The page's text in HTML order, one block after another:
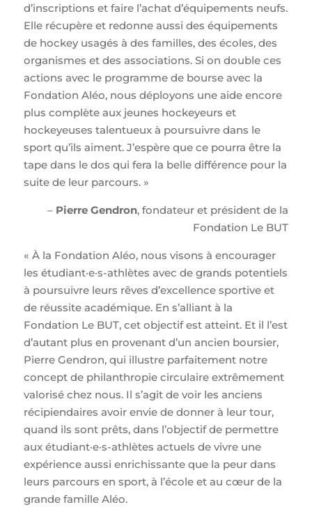
d’inscriptions et faire l’achat d’équipements neufs.
Elle récupère et redonne aussi des équipements
de hockey usagés à des familles, des écoles, des
organismes et des associations. Si on double ces
actions avec le programme de bourse avec la
Fondation Aléo, nous déployons une aide encore
plus complète aux jeunes hockeyeurs et
hockeyeuses talentueux à poursuivre dans le
sport qu’ils aiment. J’espère que ce pourra être la
tape dans le dos qui fera la belle différence pour la
suite de leur parcours. »
– Pierre Gendron, fondateur et président de la
Fondation Le BUT
« À la Fondation Aléo, nous visons à encourager
les étudiant·e·s-athlètes avec de grands potentiels
à poursuivre leurs rêves d’excellence sportive et
de réussite académique. En s’alliant à la
Fondation Le BUT, cet objectif est atteint. Et il l’est
d’autant plus en provenant d’un ancien boursier,
Pierre Gendron, qui illustre parfaitement notre
concept de philanthropie circulaire extrêmement
valorisé chez nous. Il s’agit de voir les anciens
récipiendaires avoir envie de donner à leur tour,
quand ils sont prêts, dans l’objectif de permettre
aux étudiant·e·s-athlètes actuels de vivre une
expérience aussi enrichissante que la peur dans
leurs parcours en sport, à l’école et au cœur de la
grande famille Aléo.